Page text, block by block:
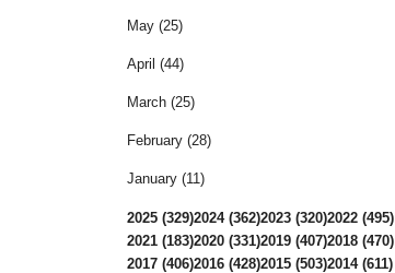
May (25)
April (44)
March (25)
February (28)
January (11)
2025 (329)2024 (362)2023 (320)2022 (495)
2021 (183)2020 (331)2019 (407)2018 (470)
2017 (406)2016 (428)2015 (503)2014 (611)